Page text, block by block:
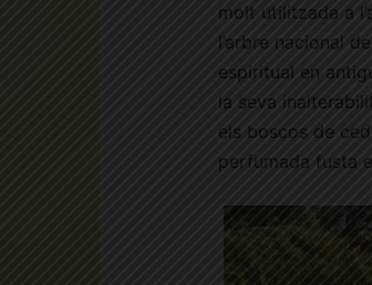
molt utilitzada a
l’arbre nacional
espiritual en
la seva
els boscos de
perfumada fusta